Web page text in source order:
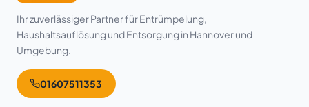
Ihr zuverlässiger Partner für Entrümpelung,
Haushaltsauflösung und Entsorgung in Hannover und
Umgebung.
01607511353